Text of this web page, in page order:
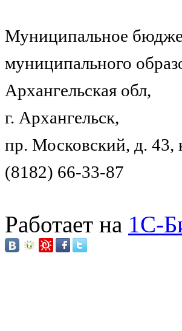
Муниципальное
муниципального
Архангельская обл,
г. Архангельск,
пр. Московский, д. 43,
(8182) 66-33-87
Работает на 1C-